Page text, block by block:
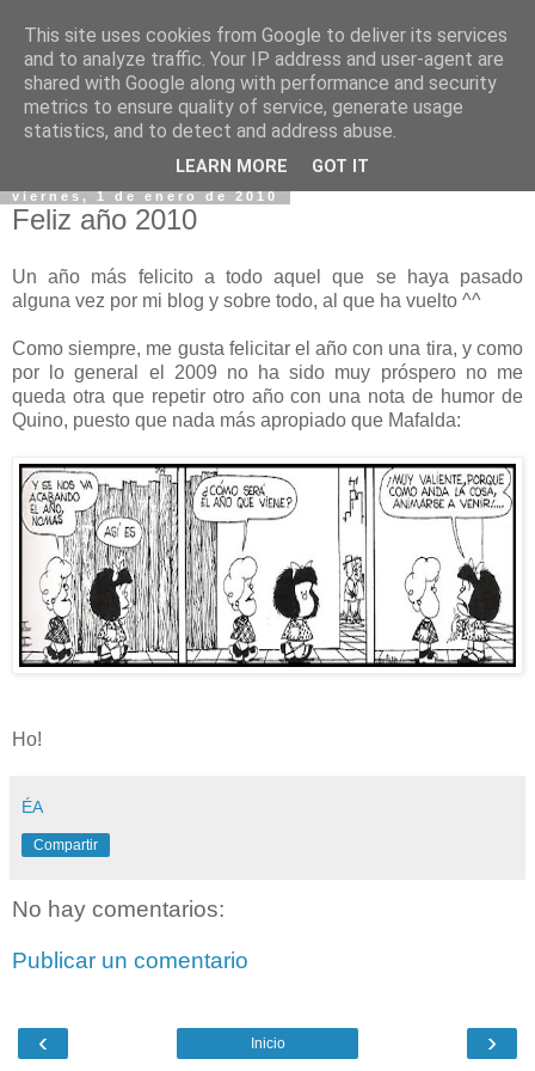
viernes, 1 de enero de 2010
Feliz año 2010
Un año más felicito a todo aquel que se haya pasado
alguna vez por mi blog y sobre todo, al que ha vuelto ^^
Como siempre, me gusta felicitar el año con una tira, y como
por lo general el 2009 no ha sido muy próspero no me
queda otra que repetir otro año con una nota de humor de
Quino, puesto que nada más apropiado que Mafalda:
Ho!
ÉA
Compartir
No hay comentarios:
Publicar un comentario
‹ ›
Inicio
This site uses cookies from Google to deliver its services
and to analyze traffic. Your IP address and user-agent are
shared with Google along with performance and security
metrics to ensure quality of service, generate usage
statistics, and to detect and address abuse.
LEARN MORE GOT IT